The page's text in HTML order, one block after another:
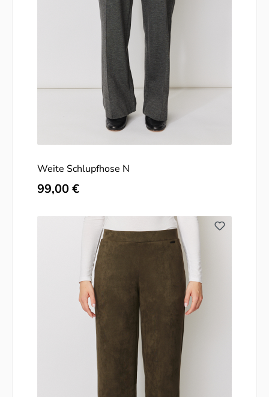
Weite Schlupfhose N
Regulärer Preis:
99,00 €